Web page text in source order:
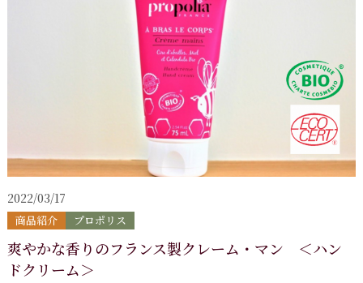
2022/03/17
商品紹介 プロポリス
爽やかな香りのフランス製クレーム・マン ＜ハン
ドクリーム＞